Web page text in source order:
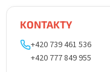
KONTAKTY
+420 739 461 536
+420 777 849 955